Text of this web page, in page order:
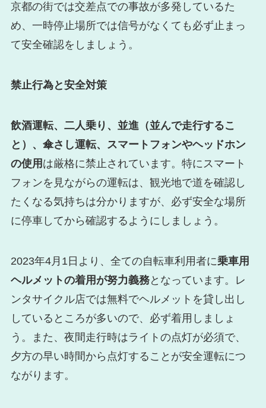
京都の街では交差点での事故が多発しているた
め、一時停止場所では信号がなくても必ず止まっ
て安全確認をしましょう。
禁止行為と安全対策
飲酒運転、二人乗り、並進（並んで走行するこ
と）、傘さし運転、スマートフォンやヘッドホン
の使用 は厳格に禁止されています。特にスマート
フォンを見ながらの運転は、観光地で道を確認し
たくなる気持ちは分かりますが、必ず安全な場所
に停車してから確認するようにしましょう。
2023年4月1日より、全ての自転車利用者に乗車用
ヘルメットの着用が努力義務となっています。レ
ンタサイクル店では無料でヘルメットを貸し出し
しているところが多いので、必ず着用しましょ
う。また、夜間走行時はライトの点灯が必須で、
夕方の早い時間から点灯することが安全運転につ
ながります。